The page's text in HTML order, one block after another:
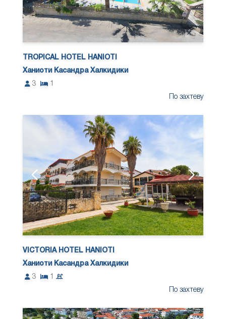
TROPICAL HOTEL HANIOTI
Ханиоти Касандра Халкидики
3
По захтеву
VICTORIA HOTEL HANIOTI
Ханиоти Касандра Халкидики
3
1
По захтеву